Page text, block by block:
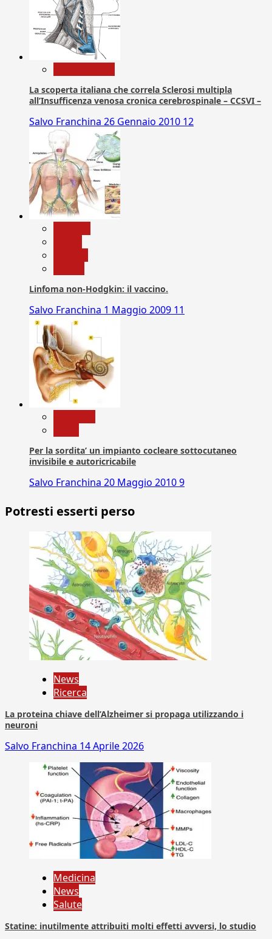
La scoperta italiana che correla Sclerosi multipla
all’Insufficenza venosa cronica cerebrospinale – CCSVI –
Salvo Franchina 26 Gennaio 2010 12
Linfoma non-Hodgkin: il vaccino.
Salvo Franchina 1 Maggio 2009 11
Per la sordita’ un impianto cocleare sottocutaneo
invisibile e autoricricabile
Salvo Franchina 20 Maggio 20109
Potresti esserti perso
News
Ricerca
La proteina chiave dell’Alzheimer si propaga utilizzando i
neuroni
Salvo Franchina 14 Aprile 2026
Medicina
News
Salute
Statine: inutilmente attribuiti molti effetti avversi, lo studio